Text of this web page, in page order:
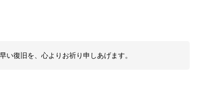
復旧を、心よりお祈り申しあげます。